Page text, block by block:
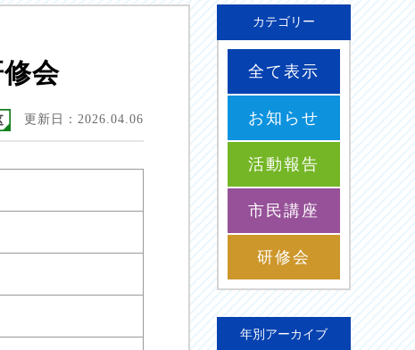
会
更新日：2026.04.06
カテゴリー
全て表示
お知らせ
活動報告
市民講座
研修会
年別アーカイブ